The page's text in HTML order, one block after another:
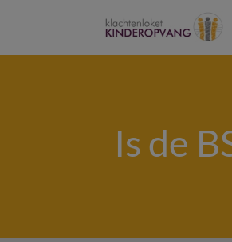
Is de